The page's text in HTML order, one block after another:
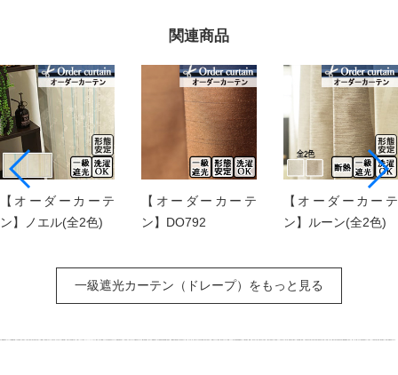
関連商品
【オーダーカーテ
ン】ノエル(全2色)
【オーダーカーテ
ン】DO792
【オーダーカーテ
ン】ルーン(全2色)
一級遮光カーテン（ドレープ）をもっと見る